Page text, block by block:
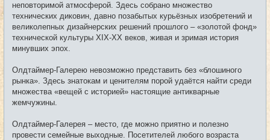
неповторимой атмосферой. Здесь собрано множество
технических диковин, давно позабытых курьёзных изобретений и
великолепных дизайнерских решений прошлого – «золотой фонд»
технической культуры XIX-XX веков, живая и зримая история
минувших эпох.
Олдтаймер-Галерею невозможно представить без «блошиного
рынка». Здесь знатокам и ценителям порой удаётся найти среди
множества «вещей с историей» настоящие антикварные
жемчужины.
Олдтаймер-Галерея – место, где можно приятно и полезно
провести семейные выходные. Посетителей любого возраста